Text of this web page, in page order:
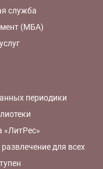
служба
(МБА)
периодики
«ЛитРес»
для всех